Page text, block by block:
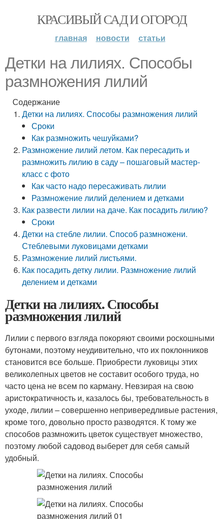
КРАСИВЫЙ САД И ОГОРОД
главная новости статьи
Детки на лилиях. Способы
размножения лилий
Содержание
Детки на лилиях. Способы размножения лилий
Сроки
Как размножить чешуйками?
Размножение лилий летом. Как пересадить и
размножить лилию в саду – пошаговый мастер-
класс с фото
Как часто надо пересаживать лилии
Размножение лилий делением и детками
Как развести лилии на даче. Как посадить лилию?
Сроки
Детки на стебле лилии. Способ размножени.
Стеблевыми луковицами детками
Размножение лилий листьями.
Как посадить детку лилии. Размножение лилий
делением и детками
Детки на лилиях. Способы
размножения лилий
Лилии с первого взгляда покоряют своими роскошными
бутонами, поэтому неудивительно, что их поклонников
становится все больше. Приобрести луковицы этих
великолепных цветов не составит особого труда, но
часто цена не всем по карману. Невзирая на свою
аристократичность и, казалось бы, требовательность в
уходе, лилии – совершенно непривередливые растения,
кроме того, довольно просто разводятся. К тому же
способов размножить цветок существует множество,
поэтому любой садовод выберет для себя самый
удобный.